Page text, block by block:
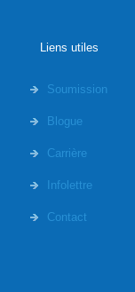
Liens utiles
Soumission
Blogue
Carrière
Infolettre
Contact